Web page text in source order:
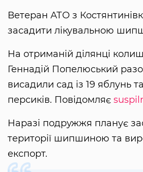
Ветеран АТО з
засадити лікувальною
На отриманій ділянці
Геннадій Попелюський
висадили сад із 19 яблунь та
персиків. Повідомляє
Наразі подружжя планує
території шипшиною та
експорт.